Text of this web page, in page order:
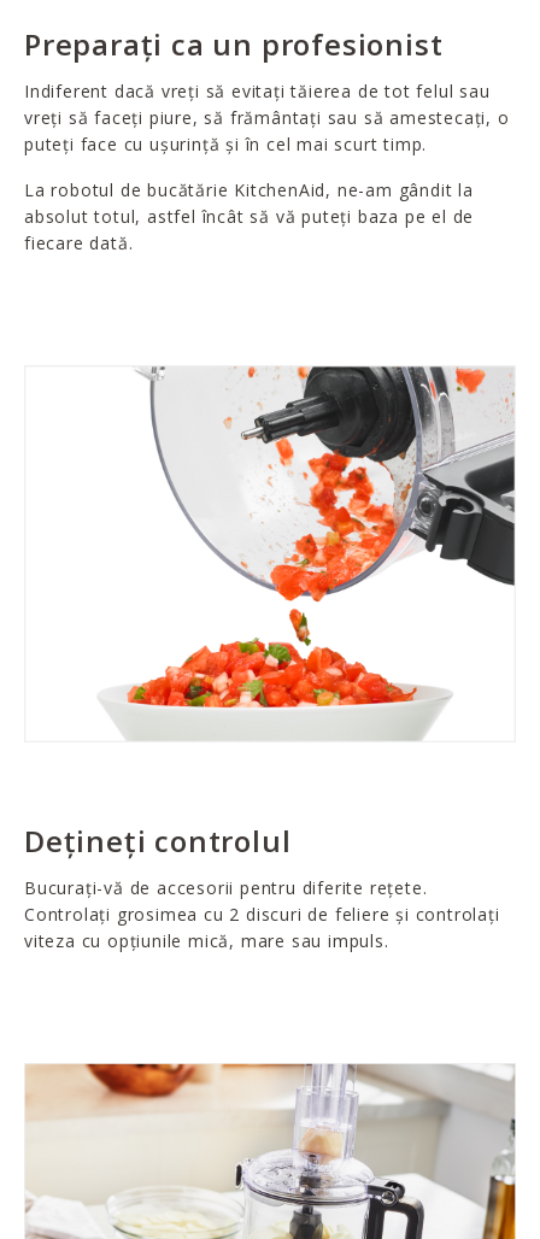
Preparați ca un profesionist
Indiferent dacă vreți să evitați tăierea de tot felul sau
vreți să faceți piure, să frământați sau să amestecați, o
puteți face cu ușurință și în cel mai scurt timp.
La robotul de bucătărie KitchenAid, ne-am gândit la
absolut totul, astfel încât să vă puteți baza pe el de
fiecare dată.
Dețineți controlul
Bucurați-vă de accesorii pentru diferite rețete.
Controlați grosimea cu 2 discuri de feliere și controlați
viteza cu opțiunile mică, mare sau impuls.